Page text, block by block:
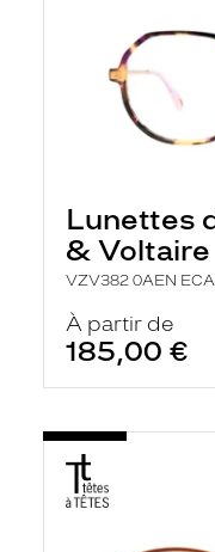
Lunettes
& Voltaire
VZV382 0AEN
À partir de
185,00 €